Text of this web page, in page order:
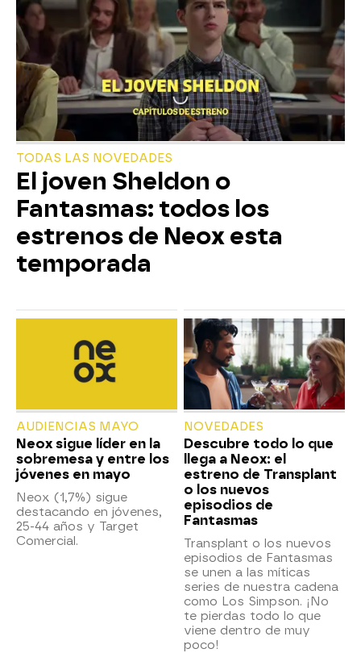
TODAS LAS NOVEDADES
El joven Sheldon o
Fantasmas: todos los
estrenos de Neox esta
temporada
AUDIENCIAS MAYO
Neox sigue líder en la
sobremesa y entre los
jóvenes en mayo
Neox (1,7%) sigue
destacando en jóvenes,
25-44 años y Target
Comercial.
NOVEDADES
Descubre todo lo que
llega a Neox: el
estreno de Transplant
o los nuevos
episodios de
Fantasmas
Transplant o los nuevos
episodios de Fantasmas
se unen a las míticas
series de nuestra cadena
como Los Simpson. ¡No
te pierdas todo lo que
viene dentro de muy
poco!